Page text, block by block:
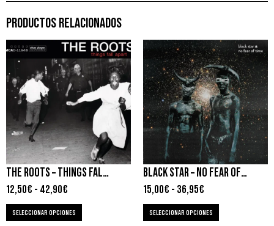
PRODUCTOS RELACIONADOS
THE ROOTS – THINGS FALL APART
12,50€ - 42,90€
SELECCIONAR OPCIONES
BLACK STAR – NO FEAR OF TIME
15,00€ - 36,95€
SELECCIONAR OPCIONES